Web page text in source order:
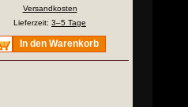
Versandkosten
Lieferzeit: 3–5 Tage
In den Warenkorb